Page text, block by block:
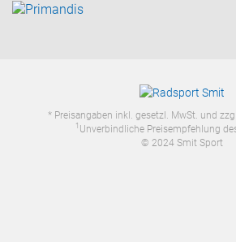
* Preisangaben inkl. gesetzl. MwSt. und
1 Unverbindliche Preisempfehlung
© 2024 Smit Sport